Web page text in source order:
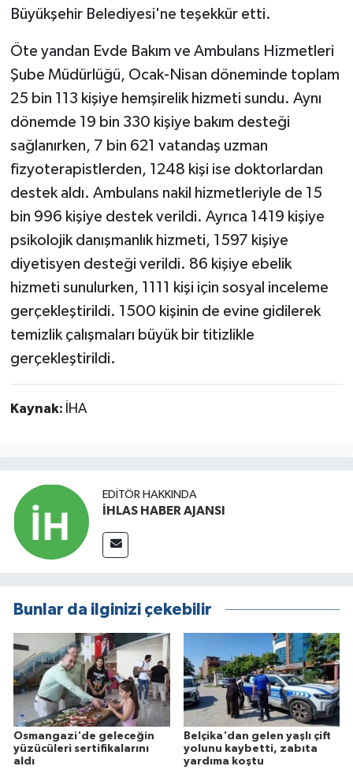
Büyükşehir Belediyesi'ne teşekkür etti.
Öte yandan Evde Bakım ve Ambulans Hizmetleri
Şube Müdürlüğü, Ocak-Nisan döneminde toplam
25 bin 113 kişiye hemşirelik hizmeti sundu. Aynı
dönemde 19 bin 330 kişiye bakım desteği
sağlanırken, 7 bin 621 vatandaş uzman
fizyoterapistlerden, 1248 kişi ise doktorlardan
destek aldı. Ambulans nakil hizmetleriyle de 15
bin 996 kişiye destek verildi. Ayrıca 1419 kişiye
psikolojik danışmanlık hizmeti, 1597 kişiye
diyetisyen desteği verildi. 86 kişiye ebelik
hizmeti sunulurken, 1111 kişi için sosyal inceleme
gerçekleştirildi. 1500 kişinin de evine gidilerek
temizlik çalışmaları büyük bir titizlikle
gerçekleştirildi.
Kaynak: İHA
EDITÖR HAKKINDA
İHLAS HABER AJANSI
Bunlar da ilginizi çekebilir
Osmangazi'de geleceğin
yüzücüleri sertifikalarını
aldı
Belçika'dan gelen yaşlı çift
yolunu kaybetti, zabıta
yardıma koştu